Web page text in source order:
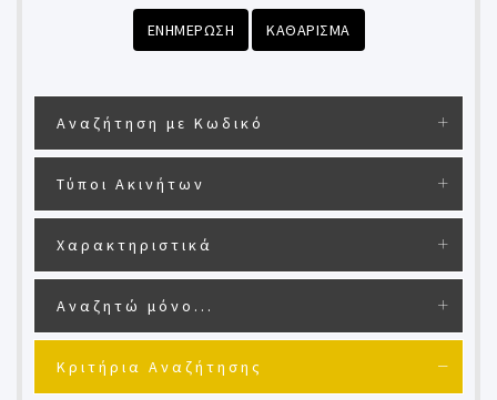
ΕΝΗΜΕΡΩΣΗ ΚΑΘΑΡΙΣΜΑ
Αναζήτηση με Κωδικό
Τύποι Ακινήτων
Χαρακτηριστικά
Αναζητώ μόνο...
Κριτήρια Αναζήτησης